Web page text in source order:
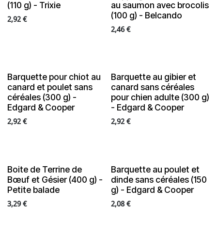
(110 g) - Trixie
2,92 €
au saumon avec brocolis
(100 g) - Belcando
2,46€
Barquette pour chiot au
canard et poulet sans
céréales (300 g) -
Edgard & Cooper
2,92 €
Barquette au gibier et
canard sans céréales
pour chien adulte (300 g)
- Edgard & Cooper
2,92€
Boite de Terrine de
Bœuf et Gésier (400 g) -
Petite balade
3,29€
Barquette au poulet et
dinde sans céréales (150
g) - Edgard & Cooper
2,08€